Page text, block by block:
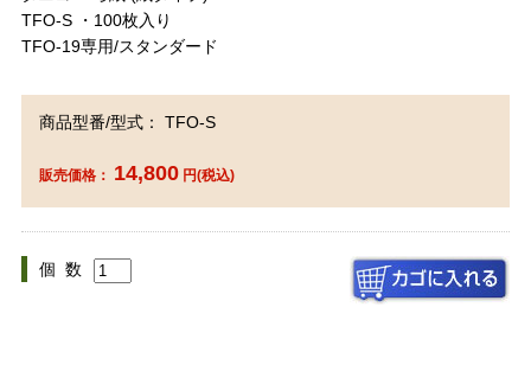
TFO-S ・100枚入り
TFO-19専用/スタンダード
商品型番/型式： TFO-S
販売価格： 14,800円(税込)
個 数